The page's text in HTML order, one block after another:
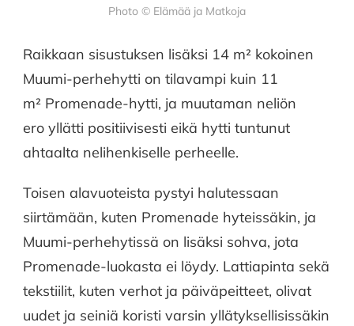
Photo © Elämää ja Matkoja
Raikkaan sisustuksen lisäksi 14 m² kokoinen
Muumi-perhehytti on tilavampi kuin 11
m² Promenade-hytti, ja muutaman neliön
ero yllätti positiivisesti eikä hytti tuntunut
ahtaalta nelihenkiselle perheelle.
Toisen alavuoteista pystyi halutessaan
siirtämään, kuten Promenade hyteissäkin, ja
Muumi-perhehytissä on lisäksi sohva, jota
Promenade-luokasta ei löydy. Lattiapinta sekä
tekstiilit, kuten verhot ja päiväpeitteet, olivat
uudet ja seiniä koristi varsin yllätyksellisissäkin